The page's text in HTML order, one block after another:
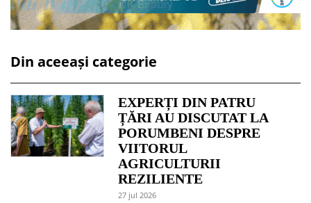
Din aceeași categorie
EXPERȚI DIN PATRU
ȚĂRI AU DISCUTAT LA
PORUMBENI DESPRE
VIITORUL
AGRICULTURII
REZILIENTE
27 jul 2026